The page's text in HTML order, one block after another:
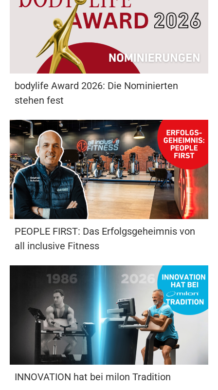
bodylife Award 2026: Die Nominierten
stehen fest
PEOPLE FIRST: Das Erfolgsgeheimnis von
all inclusive Fitness
INNOVATION hat bei milon Tradition